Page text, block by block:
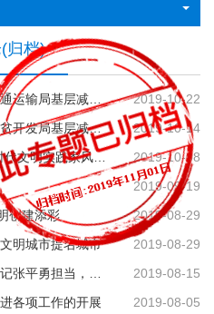
归档)
2019-10-22
【一把手电视访谈】固镇县交通运输局基层减负年活动
2019-10-14
【一把手电视访谈】固镇县扶贫开发局基层减负年活动
2019-10-08
固镇县一单位入选“蚌埠市新时代文明实践家风家教基地”荣誉称号
2019-09-19
2019-08-29
创建添彩
2019-08-29
明城市提名城市
2019-08-15
固镇县委常委、王庄镇党委书记张平勇担当，善谋事，敢作为
2019-08-05
各项工作的开展